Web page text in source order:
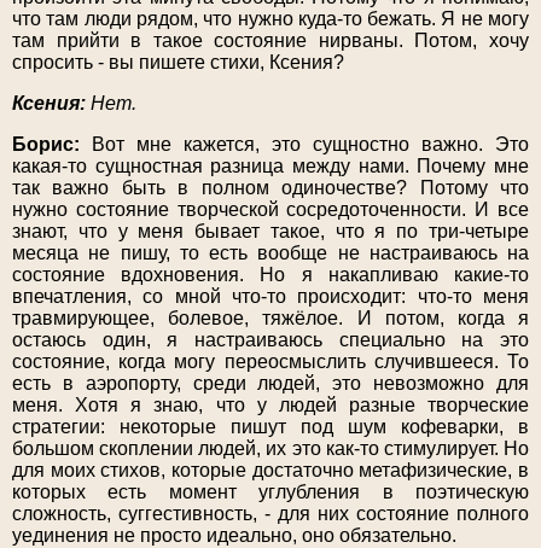
что там люди рядом, что нужно куда-то бежать. Я не могу
там прийти в такое состояние нирваны. Потом, хочу
спросить - вы пишете стихи, Ксения?
Ксения: Нет.
Борис:
Вот мне кажется, это сущностно важно. Это
какая-то сущностная разница между нами. Почему мне
так важно быть в полном одиночестве? Потому что
нужно состояние творческой сосредоточенности. И все
знают, что у меня бывает такое, что я по три-четыре
месяца не пишу, то есть вообще не настраиваюсь на
состояние вдохновения. Но я накапливаю какие-то
впечатления, со мной что-то происходит: что-то меня
травмирующее, болевое, тяжёлое. И потом, когда я
остаюсь один, я настраиваюсь специально на это
состояние, когда могу переосмыслить случившееся. То
есть в аэропорту, среди людей, это невозможно для
меня. Хотя я знаю, что у людей разные творческие
стратегии: некоторые пишут под шум кофеварки, в
большом скоплении людей, их это как-то стимулирует. Но
для моих стихов, которые достаточно метафизические, в
которых есть момент углубления в поэтическую
сложность, суггестивность, - для них состояние полного
уединения не просто идеально, оно обязательно.